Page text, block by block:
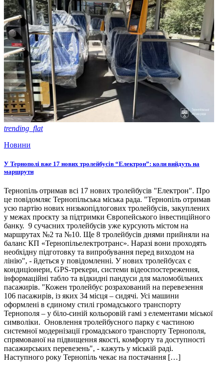
trending_flat
Новини
У Тернополі вже 17 нових тролейбусів “Електрон”: коли вийдуть на
маршрути
Тернопіль отримав всі 17 нових тролейбусів "Електрон". Про
це повідомляє Тернопільська міська рада. "Тернопіль отримав
усю партію нових низькопідлогових тролейбусів, закуплених
у межах проєкту за підтримки Європейського інвестиційного
банку. 9 сучасних тролейбусів уже курсують містом на
маршрутах №2 та №10. Ще 8 тролейбусів днями прийняли на
баланс КП «Тернопільелектротранс». Наразі вони проходять
необхідну підготовку та випробування перед виходом на
лінію", - йдеться у повідомленні. У нових тролейбусах є
кондиціонери, GPS-трекери, системи відеоспостереження,
інформаційні табло та відкидні пандуси для маломобільних
пасажирів. "Кожен тролейбус розрахований на перевезення
106 пасажирів, із яких 34 місця – сидячі. Усі машини
оформлені в єдиному стилі громадського транспорту
Тернополя – у біло-синій кольоровій гамі з елементами міської
символіки. Оновлення тролейбусного парку є частиною
системної модернізації громадського транспорту Тернополя,
спрямованої на підвищення якості, комфорту та доступності
пасажирських перевезень", - кажуть у міській раді.
Наступного року Тернопіль чекає на постачання […]